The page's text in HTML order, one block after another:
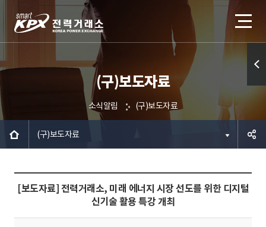
(구)보도자료
소식알림 (구)보도자료
(구)보도자료
기
[보도자료] 전력거래소, 미래 에너지 시장 선도를 위한 디지털
신기술 활용 특강 개최